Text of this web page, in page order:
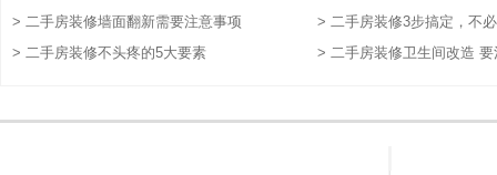
> 二手房装修墙面翻新需要注意事项
> 二手房装修3步搞定，不
> 二手房装修不头疼的5大要素
> 二手房装修卫生间改造